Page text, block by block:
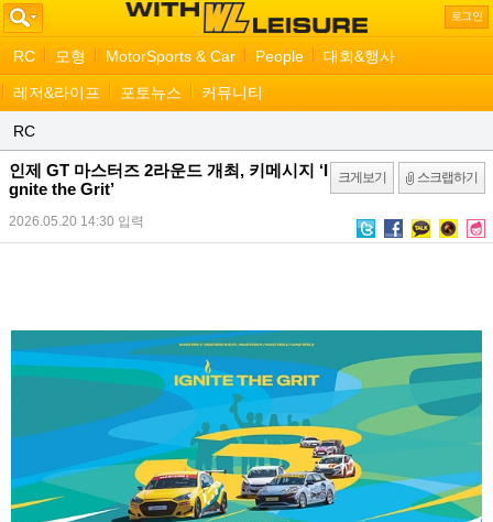
로그인
RC 모형 MotorSports & Car People 대회&행사
레저&라이프 포토뉴스 커뮤니티
RC
인제 GT 마스터즈 2라운드 개최, 키메시지 ‘I
gnite the Grit’
2026.05.20 14:30 입력
크게보기 스크랩하기